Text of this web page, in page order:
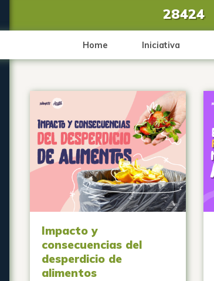
28424
Home Iniciativa
Impacto y
consecuencias del
desperdicio de
alimentos